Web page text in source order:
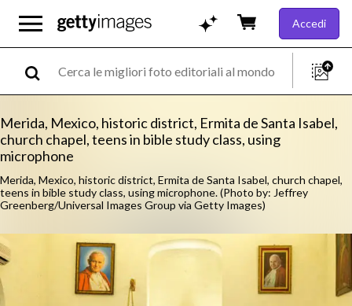
Accedi
Merida, Mexico, historic district, Ermita de Santa Isabel,
church chapel, teens in bible study class, using
microphone
Merida, Mexico, historic district, Ermita de Santa Isabel, church chapel,
teens in bible study class, using microphone. (Photo by: Jeffrey
Greenberg/Universal Images Group via Getty Images)